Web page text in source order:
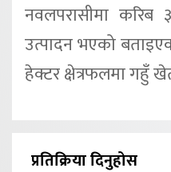
नवलपरासीमा
उत्पादन भएको
हेक्टर क्षेत्रफलमा गहुँ
प्रतिक्रिया दिनुहोस